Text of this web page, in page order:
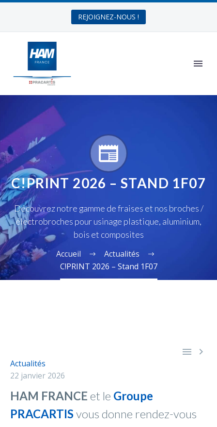
REJOIGNEZ-NOUS !


C!PRINT 2026 – STAND 1F07
Découvrez notre gamme de fraises et nos broches /
électrobroches pour usinage plastique, aluminium,
bois et composites
Accueil
Actualités
C!PRINT 2026 – Stand 1F07
 
Actualités
22 janvier 2026
HAM FRANCE et le Groupe
PRACARTIS vous donne rendez-vous